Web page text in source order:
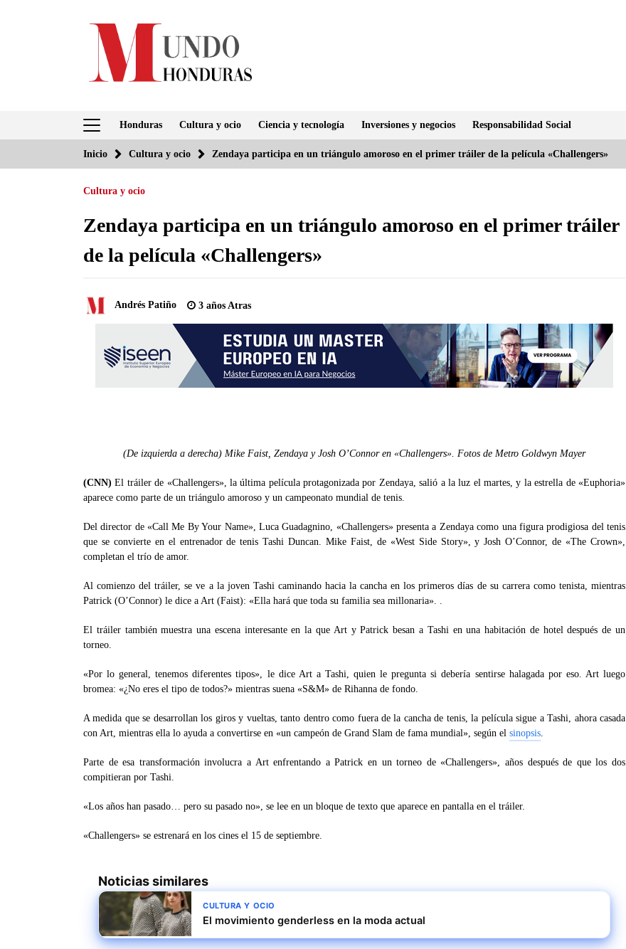
Honduras Cultura y ocio Ciencia y tecnología Inversiones y negocios Responsabilidad Social
Inicio Cultura y ocio Zendaya participa en un triángulo amoroso en el primer tráiler de la película «Challengers»
Cultura y ocio
Zendaya participa en un triángulo amoroso en el primer tráiler
de la película «Challengers»
Andrés Patiño 3 años Atras
(De izquierda a derecha) Mike Faist, Zendaya y Josh O’Connor en «Challengers». Fotos de Metro Goldwyn Mayer
(CNN)El tráiler de «Challengers», la última película protagonizada por Zendaya, salió a la luz el martes, y la estrella de «Euphoria»
aparece como parte de un triángulo amoroso y un campeonato mundial de tenis.
Del director de «Call Me By Your Name», Luca Guadagnino, «Challengers» presenta a Zendaya como una figura prodigiosa del tenis
que se convierte en el entrenador de tenis Tashi Duncan. Mike Faist, de «West Side Story», y Josh O’Connor, de «The Crown»,
completan el trío de amor.
Al comienzo del tráiler, se ve a la joven Tashi caminando hacia la cancha en los primeros días de su carrera como tenista, mientras
Patrick (O’Connor) le dice a Art (Faist): «Ella hará que toda su familia sea millonaria». .
El tráiler también muestra una escena interesante en la que Art y Patrick besan a Tashi en una habitación de hotel después de un
torneo.
«Por lo general, tenemos diferentes tipos», le dice Art a Tashi, quien le pregunta si debería sentirse halagada por eso. Art luego
bromea: «¿No eres el tipo de todos?» mientras suena «S&M» de Rihanna de fondo.
A medida que se desarrollan los giros y vueltas, tanto dentro como fuera de la cancha de tenis, la película sigue a Tashi, ahora casada
con Art, mientras ella lo ayuda a convertirse en «un campeón de Grand Slam de fama mundial», según el sinopsis.
Parte de esa transformación involucra a Art enfrentando a Patrick en un torneo de «Challengers», años después de que los dos
compitieran por Tashi.
«Los años han pasado… pero su pasado no», se lee en un bloque de texto que aparece en pantalla en el tráiler.
«Challengers» se estrenará en los cines el 15 de septiembre.
Noticias similares
CULTURA Y OCIO
El movimiento genderless en la moda actual